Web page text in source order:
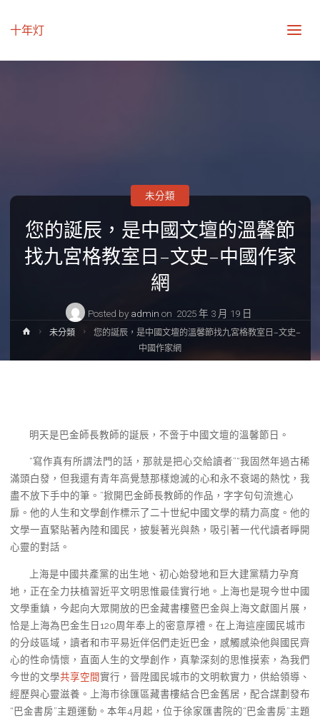
十年灯
您的誕辰，是中國文壇的溫馨節
找九宮格教室日–文史–中國作家
網
Posted by admin on 2025 年 3 月 19 日
未分類
Home未分類
您的誕辰，是中國文壇的溫馨節找九宮格教室日–文史–
中國作家網
明天是巴金師長教師的誕辰，不啻于中國文壇的溫馨節日。
“寫作真有所謂法門的話，那就是把心交給讀者”“我固然年過古稀
滿頭白發，但我還有青年高覺慧那樣熄滅的心和永不衰竭的熱忱，我
盡不放下手中的筆。”掀開巴金師長教師的作品，字字句句流進心
扉。他的人生和文學創作標示了二十世紀中國文學的精力高度。他的
文學一直緊貼著內陸和國民，披髮著光與熱，吸引著一代代讀者睜開
心靈的對話。
上海是中國共產黨的出生地、初心始發地和巨大建黨精力孕育
地，正在全力扶植習近平文明思惟最佳實行地。上海也是現今世中國
文學重鎮，今起向大眾開放的巴金藏書樓暨巴金與上海文獻圖片展，
恰是上海為巴金生日120周年奉上的密意厚禮。在上海這座國民城市
的分歧區域，讀者和市平易近伴侶們走近巴金，感觸感染他與國民齊
心的性命情懷，直面人生的文學創作，真摯深刻的思惟摸索，為我們
今世的文學共享空間實行，晉陞國民城市的文明軟實力，供給領導、
經歷與心靈滋養。上海市徐匯區藏書樓結合巴金舊居，配合謀劃發布
“巴金書房”主題運動。本年4月起，位于徐家匯書院的“巴金書房”主題